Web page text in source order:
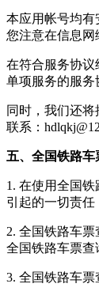
本应用帐号均
您注意在信息网
在符合服务协议
单项服务的服务
同时，我们还
联系：
五、全国铁路车
1. 在使用全国铁
引起的一切责任
2. 全国铁路车票
全国铁路车票查
3. 全国铁路车票